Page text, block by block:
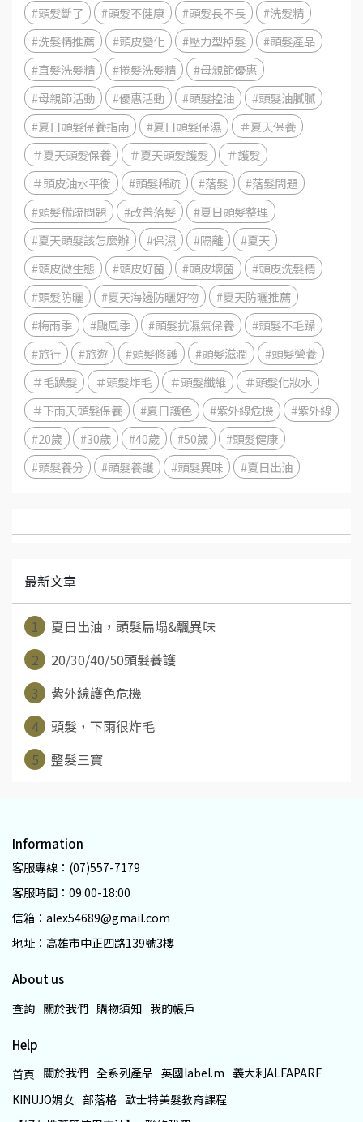
#頭髮斷了
#頭髮不健康 #頭髮長不長
#洗髮精
#洗髮精推薦
#頭皮變化 #壓力型掉髮
#頭髮產品
#直髮洗髮精
#捲髮洗髮精
#母親節優惠
#母親節活動
#優惠活動 #頭髮控油
#頭髮油膩膩
#夏日頭髮保養指南
#夏日頭髮保濕
＃夏天保養
＃夏天頭髮保養
＃夏天頭髮護髮
＃護髮
＃頭皮油水平衡
#頭髮稀疏 #落髮
#落髮問題
#頭髮稀疏問題
#改善落髮
#夏日頭髮整理
#夏天頭髮該怎麼辦
#保濕 #隔離
#夏天
#頭皮微生態
#頭皮好菌 #頭皮壞菌
#頭皮洗髮精
#頭髮防曬
#夏天海邊防曬好物
#夏天防曬推薦
#梅雨季
#颱風季 #頭髮抗濕氣保養
#頭髮不毛躁
#旅行
#旅遊 #頭髮修護 #頭髮滋潤
#頭髮營養
＃毛躁髮
＃頭髮炸毛 ＃頭髮纖維
＃頭髮化妝水
＃下雨天頭髮保養
#夏日護色 #紫外線危機
#紫外線
#20歲
#30歲 #40歲 #50歲
#頭髮健康
#頭髮養分
#頭髮養護 #頭髮異味 #夏日出油
最新文章
1
夏日出油，頭髮扁塌&飄異味
2
20/30/40/50頭髮養護
3
紫外線護色危機
4
頭髮，下雨很炸毛
5
整髮三寶
Information
客服專線：(07)557-7179
客服時間：09:00-18:00
信箱：alex54689@gmail.com
地址：高雄市中正四路139號3樓
About us
查詢 關於我們 購物須知 我的帳戶
Help
首頁 關於我們 全系列產品 英國label.m 義大利ALFAPARF
KINUJO娟女 部落格 歐士特美髮教育課程